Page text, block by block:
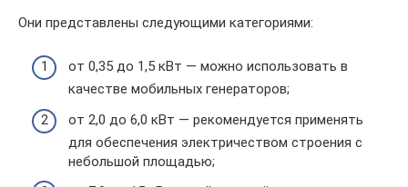
Они представлены следующими категориями:
от 0,35 до 1,5 кВт — можно использовать в
качестве мобильных генераторов;
от 2,0 до 6,0 кВт — рекомендуется применять
для обеспечения электричеством строения с
небольшой площадью;